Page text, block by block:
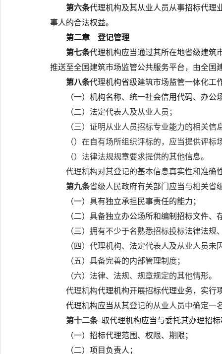
第六条代理机构及其从业人员从事招标代理
事人的合法权益。
第二章 登记管理
第七条代理机构应当通过其所在地省级建筑
推送至全国建筑市场监管公共服务平台，由全国
第八条代理机构省级建筑市场监管一体化工
（一）机构名称、统一社会信用代码、办
（二）法定代表人及从业人员 ；
（三）证明从业人员招标专业能力的相关信
（）在自有场所组织评标的，应当提供评标
（）法律法规规章要求提供的其他信息。
代理机构对其登记的基本信息真实性和准确
第九条省级人民政府有关部门应当与相关省
（一）具有独立承担民事责任的能力；
（二）具备独立办公场所和编制招标文件
（三）拥有不少于名熟悉招标投标法律法规
（四）代理机构、法定代表人及从业人员
（五）具备完善的内部管理制度；
（六）法律、法规、规章规定的其他情形。
代理机构代理机构开展招标代理业务，实行
代理机构应当从其登记的从业人员中确定一
第十二条 取代理机构应当与委托其办理招
（一）招标代理范围、权限、期限；
（二）项目负责人；